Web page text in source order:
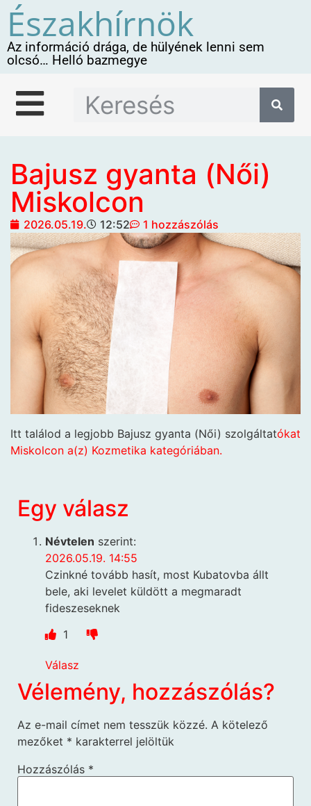
Északhírnök
Az információ drága, de hülyének lenni sem
olcsó… Helló bazmegye
Bajusz gyanta (Női)
Miskolcon
2026.05.19. 12:52 1 hozzászólás
Itt találod a legjobb Bajusz gyanta (Női) szolgáltatókat
Miskolcon a(z) Kozmetika kategóriában.
Egy válasz
Névtelen szerint:
2026.05.19. 14:55
Czinkné tovább hasít, most Kubatovba állt
bele, aki levelet küldött a megmaradt
fideszeseknek
1
Válasz
Vélemény, hozzászólás?
Az e-mail címet nem tesszük közzé. A kötelező
mezőket * karakterrel jelöltük
Hozzászólás *